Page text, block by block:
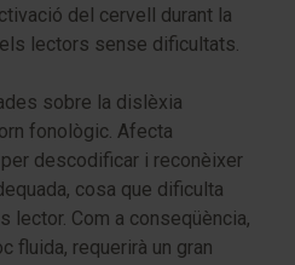
del cervell durant la
lectors sense dificultats.
sobre la dislèxia
fonològic. Afecta
descodificar i reconèixer
cosa que dificulta
lector. Com a conseqüència,
fluida, requerirà un gran